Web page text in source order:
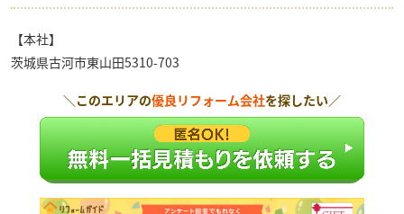
【本社】
茨城県古河市東山田5310-703
＼このエリアの優良リフォーム会社を探したい／